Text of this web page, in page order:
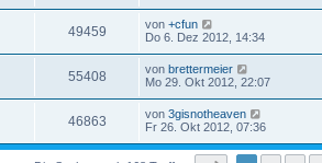
49459 von +cfun
Do 6. Dez 2012, 14:34
55408 von brettermeier
Mo 29. Okt 2012, 22:07
46863 von 3gisnotheaven
Fr 26. Okt 2012, 07:36